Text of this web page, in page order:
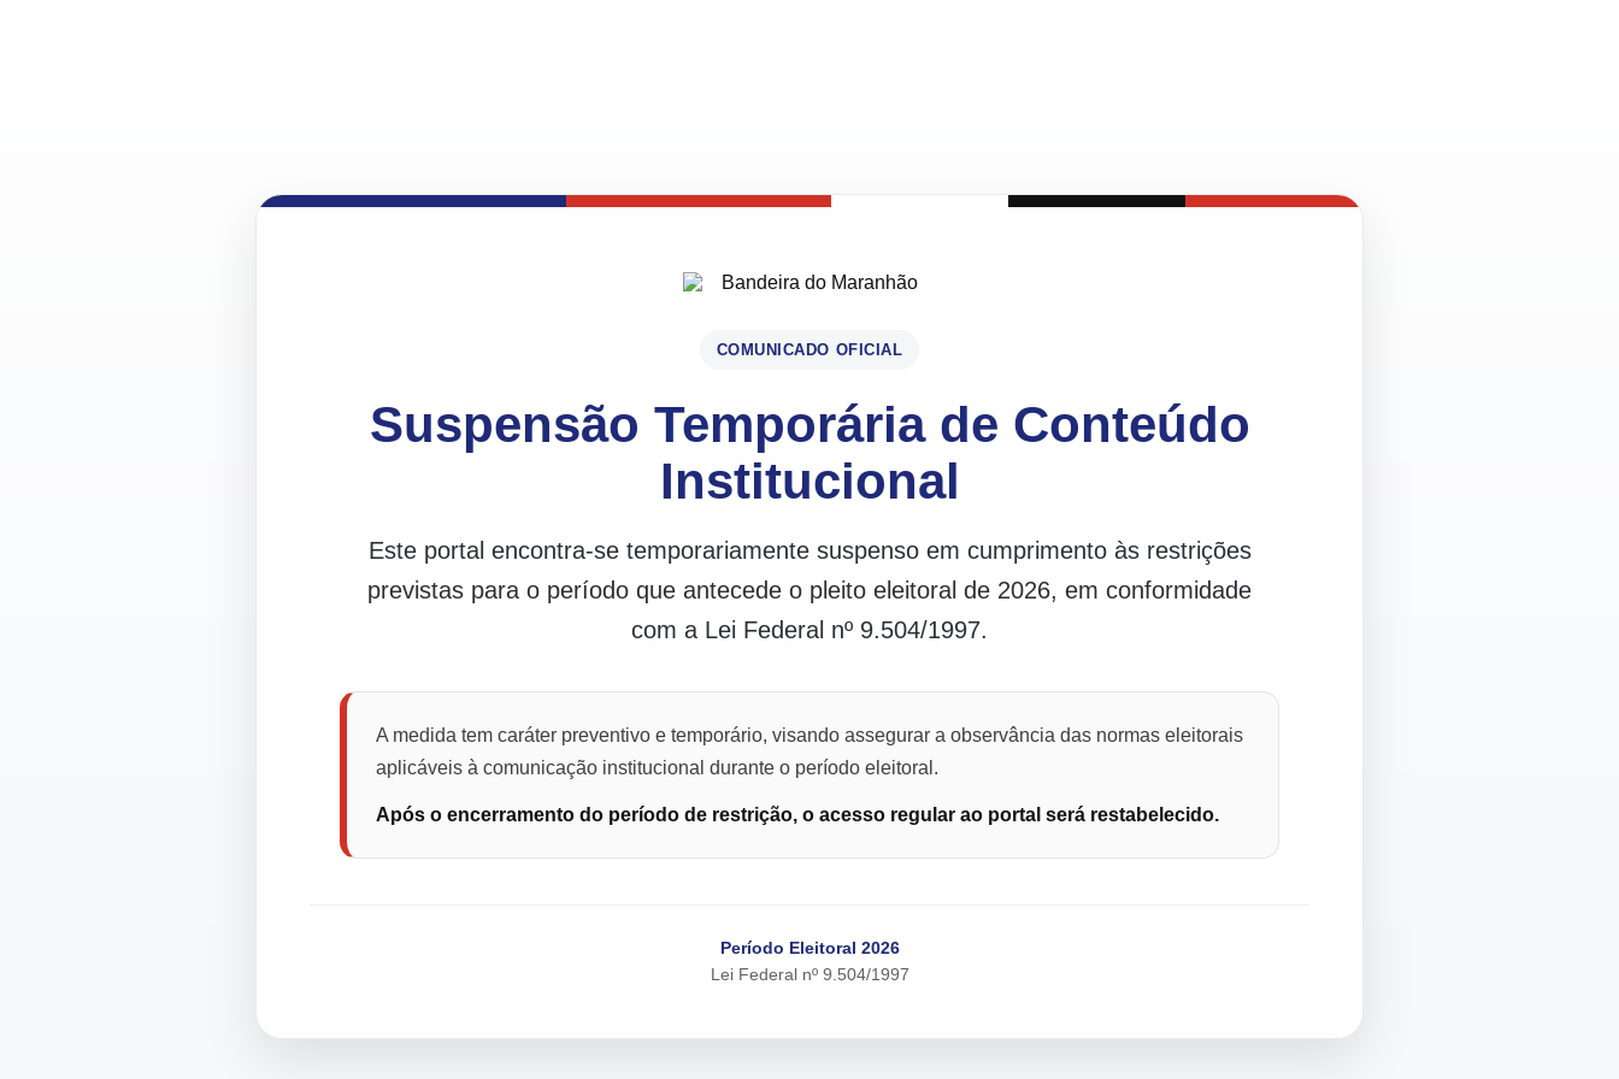
COMUNICADO OFICIAL
Suspensão Temporária de Conteúdo
Institucional
Este portal encontra-se temporariamente suspenso em cumprimento às restrições
previstas para o período que antecede o pleito eleitoral de 2026, em conformidade
com a Lei Federal nº 9.504/1997.
A medida tem caráter preventivo e temporário, visando assegurar a observância das normas eleitorais
aplicáveis à comunicação institucional durante o período eleitoral.
Após o encerramento do período de restrição, o acesso regular ao portal será restabelecido.
Período Eleitoral 2026
Lei Federal nº 9.504/1997